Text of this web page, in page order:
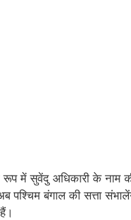
में सुवेंदु अधिकारी के
बंगाल की सत्ता